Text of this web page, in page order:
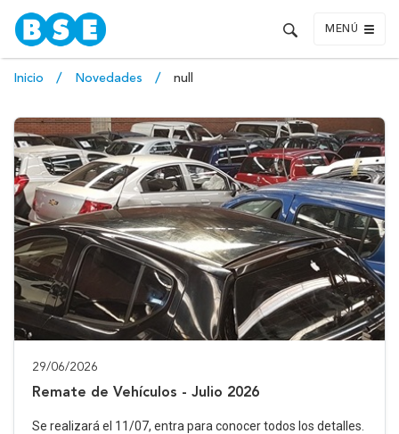
MENÚ
Inicio Novedades null
29/06/2026
Remate de Vehículos - Julio 2026
Se realizará el 11/07, entra para conocer todos los detalles.